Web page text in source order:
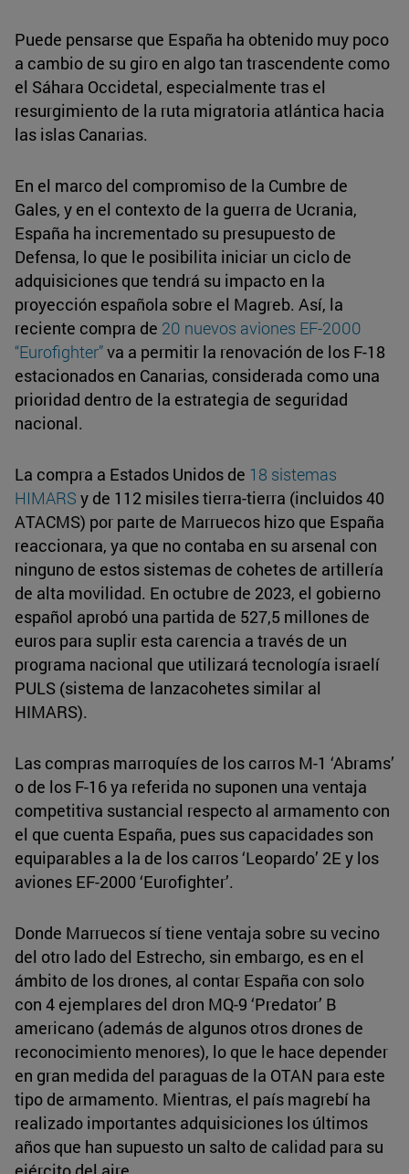
Puede pensarse que España ha obtenido muy poco
a cambio de su giro en algo tan trascendente como
el Sáhara Occidetal, especialmente tras el
resurgimiento de la ruta migratoria atlántica hacia
las islas Canarias.
En el marco del compromiso de la Cumbre de
Gales, y en el contexto de la guerra de Ucrania,
España ha incrementado su presupuesto de
Defensa, lo que le posibilita iniciar un ciclo de
adquisiciones que tendrá su impacto en la
proyección española sobre el Magreb. Así, la
reciente compra de 20 nuevos aviones EF-2000
“Eurofighter”va a permitir la renovación de los F-18
estacionados en Canarias, considerada como una
prioridad dentro de la estrategia de seguridad
nacional.
La compra a Estados Unidos de 18 sistemas
HIMARS y de 112 misiles tierra-tierra (incluidos 40
ATACMS) por parte de Marruecos hizo que España
reaccionara, ya que no contaba en su arsenal con
ninguno de estos sistemas de cohetes de artillería
de alta movilidad. En octubre de 2023, el gobierno
español aprobó una partida de 527,5 millones de
euros para suplir esta carencia a través de un
programa nacional que utilizará tecnología israelí
PULS (sistema de lanzacohetes similar al
HIMARS).
Las compras marroquíes de los carros M-1 ‘Abrams’
o de los F-16 ya referida no suponen una ventaja
competitiva sustancial respecto al armamento con
el que cuenta España, pues sus capacidades son
equiparables a la de los carros ‘Leopardo’ 2E y los
aviones EF-2000 ‘Eurofighter’.
Donde Marruecos sí tiene ventaja sobre su vecino
del otro lado del Estrecho, sin embargo, es en el
ámbito de los drones, al contar España con solo
con 4 ejemplares del dron MQ-9 ‘Predator’ B
americano (además de algunos otros drones de
reconocimiento menores), lo que le hace depender
en gran medida del paraguas de la OTAN para este
tipo de armamento. Mientras, el país magrebí ha
realizado importantes adquisiciones los últimos
años que han supuesto un salto de calidad para su